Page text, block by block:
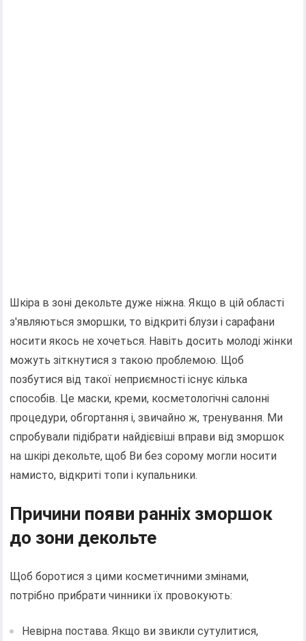
Шкіра в зоні декольте дуже ніжна. Якщо в цій області
з'являються зморшки, то відкриті блузи і сарафани
носити якось не хочеться. Навіть досить молоді жінки
можуть зіткнутися з такою проблемою. Щоб
позбутися від такої неприємності існує кілька
способів. Це маски, креми, косметологічні салонні
процедури, обгортання і, звичайно ж, тренування. Ми
спробували підібрати найдієвіші вправи від зморшок
на шкірі декольте, щоб Ви без сорому могли носити
намисто, відкриті топи і купальники.
Причини появи ранніх зморшок
до зони декольте
Щоб боротися з цими косметичними змінами,
потрібно прибрати чинники їх провокують:
Невірна постава. Якщо ви звикли сутулитися,